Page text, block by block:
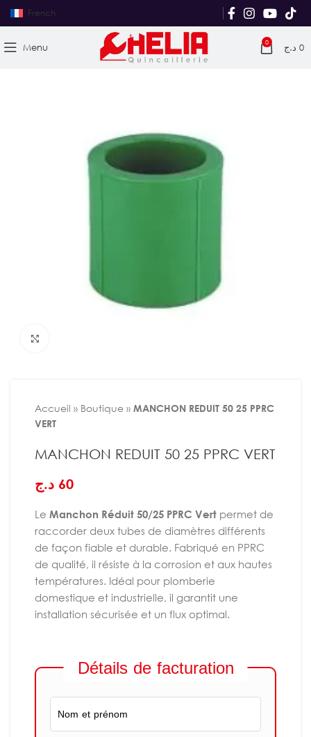
French
Menu 0 0 د.ج
Accueil » Boutique » MANCHON REDUIT 50 25 PPRC
VERT
MANCHON REDUIT 50 25 PPRC VERT
60 د.ج
Le Manchon Réduit 50/25 PPRC Vert permet de
raccorder deux tubes de diamètres différents
de façon fiable et durable. Fabriqué en PPRC
de qualité, il résiste à la corrosion et aux hautes
températures. Idéal pour plomberie
domestique et industrielle, il garantit une
installation sécurisée et un flux optimal.
Détails de facturation